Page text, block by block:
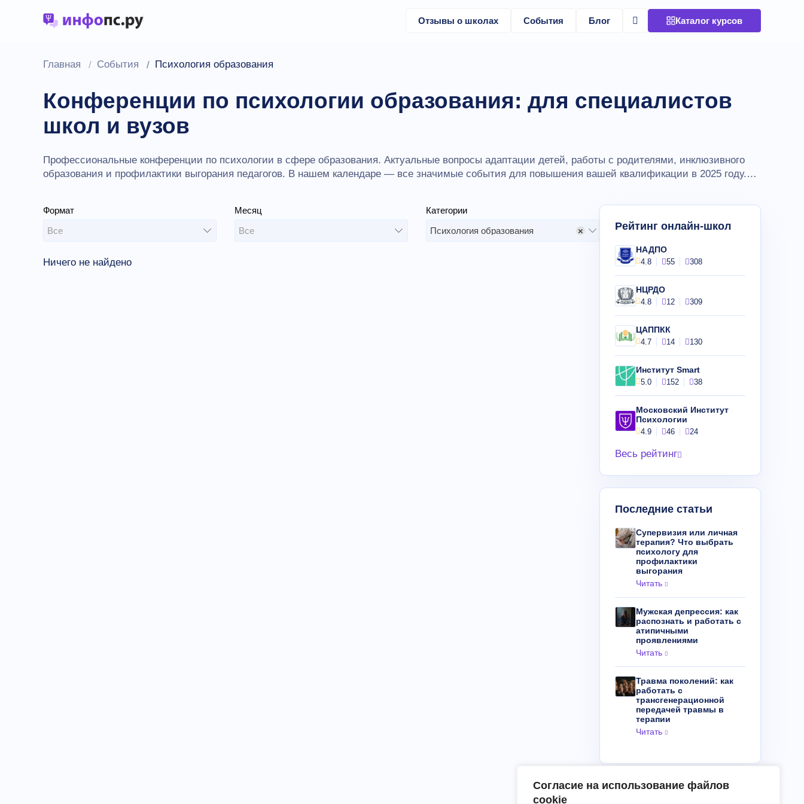
Согласие на использование файлов
cookie
Отзывы о школах События Блог Каталог курсов
Главная События Психология образования
Конференции по психологии образования: для специалистов
школ и вузов
Профессиональные конференции по психологии в сфере образования. Актуальные вопросы адаптации детей, работы с родителями, инклюзивного
образования и профилактики выгорания педагогов. В нашем календаре — все значимые события для повышения вашей квалификации в 2025 году.
Формат Месяц
Категории
Психология образования
×
Ничего не найдено
Рейтинг онлайн-школ
НАДПО
4.8 55 308
НЦРДО
4.8 12 309
ЦАППКК
4.7 14 130
Институт Smart
5.0 152 38
Московский Институт
Психологии
4.9 46 24
Весь рейтинг
Последние статьи
Супервизия или личная
терапия? Что выбрать
психологу для
профилактики
выгорания
Читать
Мужская депрессия: как
распознать и работать с
атипичными
проявлениями
Читать
Травма поколений: как
работать с
трансгенерационной
передачей травмы в
терапии
Читать